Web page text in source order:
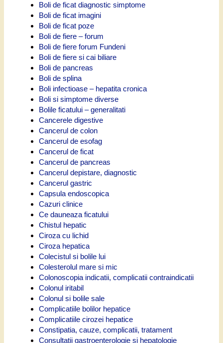
Boli de ficat diagnostic simptome
Boli de ficat imagini
Boli de ficat poze
Boli de fiere – forum
Boli de fiere forum Fundeni
Boli de fiere si cai biliare
Boli de pancreas
Boli de splina
Boli infectioase – hepatita cronica
Boli si simptome diverse
Bolile ficatului – generalitati
Cancerele digestive
Cancerul de colon
Cancerul de esofag
Cancerul de ficat
Cancerul de pancreas
Cancerul depistare, diagnostic
Cancerul gastric
Capsula endoscopica
Cazuri clinice
Ce dauneaza ficatului
Chistul hepatic
Ciroza cu lichid
Ciroza hepatica
Colecistul si bolile lui
Colesterolul mare si mic
Colonoscopia indicatii, complicatii contraindicatii
Colonul iritabil
Colonul si bolile sale
Complicatiile bolilor hepatice
Complicatiile cirozei hepatice
Constipatia, cauze, complicatii, tratament
Consultatii gastroenterologie si hepatologie